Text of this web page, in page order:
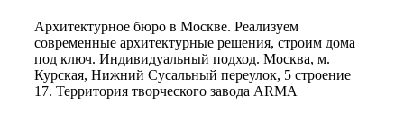
Архитектурное бюро в Москве. Реализуем
современные архитектурные решения, строим дома
под ключ. Индивидуальный подход. Москва, м.
Курская, Нижний Сусальный переулок, 5 строение
17. Территория творческого завода ARMA